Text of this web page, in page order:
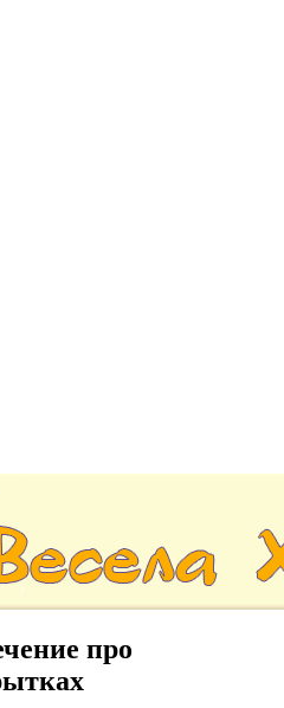
смешные истории,
карикатуры, шаржи, стихи,
про